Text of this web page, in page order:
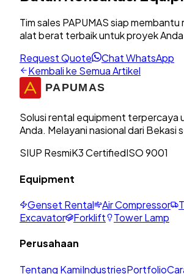
Tim sales PAPUMAS siap
alat berat terbaik untuk proyek
Request Quote
Chat WhatsApp
Kembali ke Semua Artikel
Solusi rental equipment terpercaya
Anda. Melayani nasional dari Bekasi
SIUP ResmiK3 CertifiedISO 9001
Equipment
Genset Rental Air Compressor
Excavator
Forklift Tower Lamp
Perusahaan
Tentang KamiIndustriesPortfolio